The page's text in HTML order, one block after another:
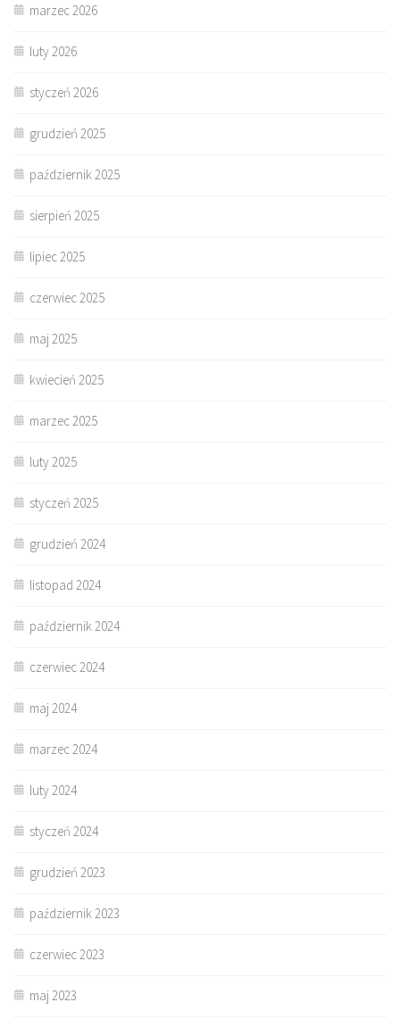
marzec 2026
luty 2026
styczeń 2026
grudzień 2025
październik 2025
sierpień 2025
lipiec 2025
czerwiec 2025
maj 2025
kwiecień 2025
marzec 2025
luty 2025
styczeń 2025
grudzień 2024
listopad 2024
październik 2024
czerwiec 2024
maj 2024
marzec 2024
luty 2024
styczeń 2024
grudzień 2023
październik 2023
czerwiec 2023
maj 2023